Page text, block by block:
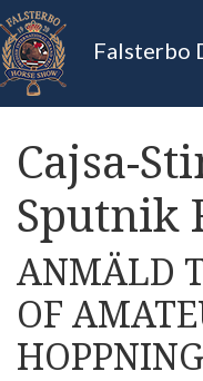
Falsterbo
Cajsa-
Sputnik
ANMÄLD
OF